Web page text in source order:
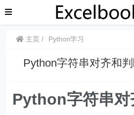
主页 Python学习
Python字符串对齐和判
Python字符串对